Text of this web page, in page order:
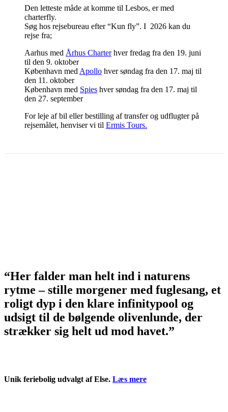
Den letteste måde at komme til Lesbos, er med
charterfly.
Søg hos rejsebureau efter “Kun fly”. I 2026 kan du
rejse fra;
Aarhus med Århus Charterhver fredag fra den 19. juni
til den 9. oktober
København med Apollo hver søndag fra den 17. maj til
den 11. oktober
København med Spies hver søndag fra den 17. maj til
den 27. september
For leje af bil eller bestilling af transfer og udflugter på
rejsemålet, henviser vi til Ermis Tours.
“Her falder man helt ind i naturens
rytme – stille morgener med fuglesang, et
roligt dyp i den klare infinitypool og
udsigt til de bølgende olivenlunde, der
strækker sig helt ud mod havet.”
Unik feriebolig udvalgt af Else. Læs mere